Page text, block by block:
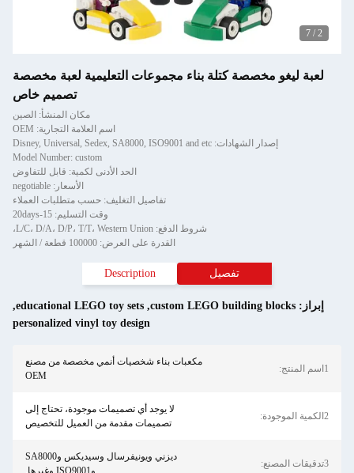
7
لعبة ليغو مخصصة كتلة بناء مجموعات التعليمية لعبة مخصصة
تصميم خاص
مكان المنشأ: الصين
اسم العلامة التجارية: OEM
إصدار الشهادات: Disney, Universal, Sedex, SA8000, ISO9001 and etc
Model Number: custom
الحد الأدنى لكمية: قابل للتفاوض
الأسعار: negotiable
تفاصيل التغليف: حسب متطلبات العملاء
وقت التسليم: 15-20days
شروط الدفع: L/C، D/A، D/P، T/T، Western Union،
القدرة على العرض: 100000 قطعة / الشهر
تفصيل Description
إبراز: custom LEGO building blocks
,
educational LEGO toy sets
,
personalized vinyl toy design
مكعبات بناء شخصيات أنمي مخصصة من مصنع
OEM
لا يوجد أي تصميمات موجودة، تحتاج إلى
تصميمات مقدمة من العميل للتخصيص
ديزني ويونيفرسال وسيديكس وSA8000